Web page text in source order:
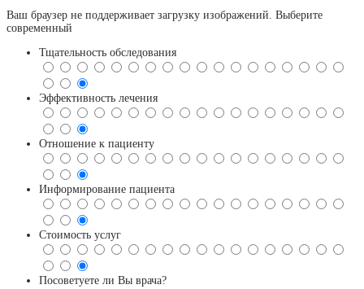
Ваш браузер не поддерживает загрузку изображений. Выберите
современный
Тщательность обследования
Эффективность лечения
Отношение к пациенту
Информирование пациента
Стоимость услуг
Посоветуете ли Вы врача?